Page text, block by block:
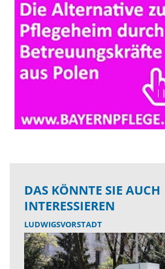
DAS KÖNNTE SIE AUCH
INTERESSIEREN
LUDWIGSVORSTADT